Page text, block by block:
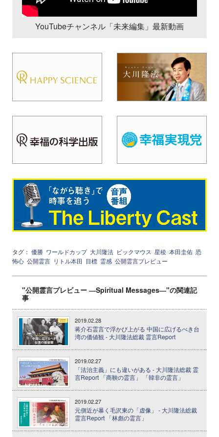
YouTubeチャンネル「未来編集」最新動画
タグ： 優勝 ワールドカップ 大川隆法 ビックマウス 星稜 本田圭佑 恐
怖心 公開霊言 リトル本田 目標 霊感 公開霊言プレビュー
"公開霊言プレビュー ―Spiritual Messages―"の関連記
事
2019.02.28
蒋介石霊言で浮かび上がる 中国に広げるべき台
湾の価値観 - 大川隆法総裁 霊言Report
2019.02.27
「法治主義」にも違いがある - 大川隆法総裁 霊
言Report 「商鞅の霊言」 「韓非の霊言」
2019.02.27
元側近が暴く毛沢東の「虚像」 - 大川隆法総裁
霊言Report 「林彪の霊言」